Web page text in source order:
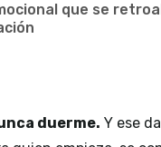
que se
duerme. Y ese